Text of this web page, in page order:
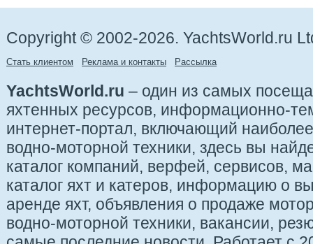
Copyright © 2002-2026. YachtsWorld.ru
Стать клиентом Реклама и контакты Рассылка
YachtsWorld.ru – один из самых
яхтенных ресурсов, информационно-
интернет-портал, включающий
водно-моторной техники, здесь вы
каталог компаний, верфей, сервисов,
каталог яхт и катеров, информацию о
аренде яхт, объявления о продаже
водно-моторной техники, вакансии,